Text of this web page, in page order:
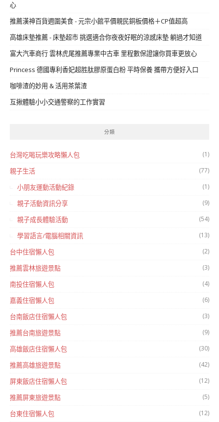
心
推薦漢神百貨週圍美食 - 元宗小館平價親民銅板價格＋CP值超高
高雄床墊推薦 - 床墊超市 挑選適合你夜夜好眠的涼感床墊 躺過才知道
富大汽車商行 雲林虎尾推薦專業中古車 里程數保證讓你買車更放心
Princess 德國專利香妃超胜肽膠原蛋白粉 平時保養 攜帶方便好入口
咖啡渣的妙用 & 活用茶葉渣
互揪體驗小小交通警察的工作實習
分類
台灣吃喝玩樂攻略懶人包 (1)
親子生活 (77)
小朋友運動活動紀錄 (1)
親子活動資訊分享 (9)
親子成長體驗活動 (54)
學習語言/電腦相關資訊 (13)
台中住宿懶人包 (2)
推薦雲林旅遊景點 (3)
南投住宿懶人包 (4)
嘉義住宿懶人包 (6)
台南飯店住宿懶人包 (3)
推薦台南旅遊景點 (9)
高雄飯店住宿懶人包 (30)
推薦高雄旅遊景點 (42)
屏東飯店住宿懶人包 (12)
推薦屏東旅遊景點 (5)
台東住宿懶人包 (12)